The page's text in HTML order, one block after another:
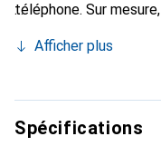
téléphone. Sur
chic et essentiel pour
marque Noreve est
exigeante.
Afficher plus
Spécifications